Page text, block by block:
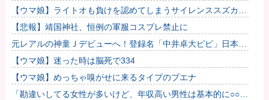
いのですが…
【ウマ娘】ライトオも負けを認めてしまうサイレンススズカ定
規概念ｗｗｗ
【悲報】靖国神社、恒例の軍服コスプレ禁止に
元レアルの神童Ｊデビューへ！登録名「中井卓大ピピ」日本初
【ウマ娘】迷った時は脳死で334
【ウマ娘】めっちゃ嗅がせに来るタイプのブエナ
「勘違いしてる女性が多いけど、年収高い男性は基本的に○○で